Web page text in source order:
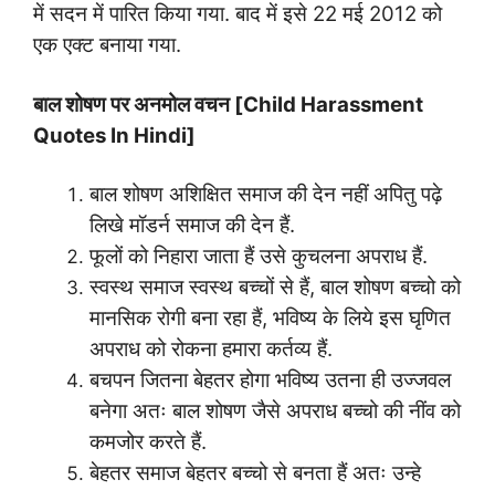
में सदन में पारित किया गया. बाद में इसे 22 मई 2012 को
एक एक्ट बनाया गया.
बाल शोषण पर अनमोल वचन [Child Harassment
Quotes In Hindi]
बाल शोषण अशिक्षित समाज की देन नहीं अपितु पढ़े
लिखे मॉडर्न समाज की देन हैं.
फूलों को निहारा जाता हैं उसे कुचलना अपराध हैं.
स्वस्थ समाज स्वस्थ बच्चों से हैं, बाल शोषण बच्चो को
मानसिक रोगी बना रहा हैं, भविष्य के लिये इस घृणित
अपराध को रोकना हमारा कर्तव्य हैं.
बचपन जितना बेहतर होगा भविष्य उतना ही उज्जवल
बनेगा अतः बाल शोषण जैसे अपराध बच्चो की नींव को
कमजोर करते हैं.
बेहतर समाज बेहतर बच्चो से बनता हैं अतः उन्हे